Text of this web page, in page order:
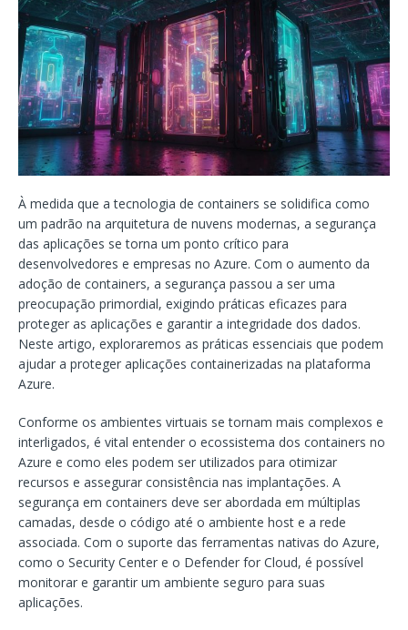
À medida que a tecnologia de containers se solidifica como
um padrão na arquitetura de nuvens modernas, a segurança
das aplicações se torna um ponto crítico para
desenvolvedores e empresas no Azure. Com o aumento da
adoção de containers, a segurança passou a ser uma
preocupação primordial, exigindo práticas eficazes para
proteger as aplicações e garantir a integridade dos dados.
Neste artigo, exploraremos as práticas essenciais que podem
ajudar a proteger aplicações containerizadas na plataforma
Azure.
Conforme os ambientes virtuais se tornam mais complexos e
interligados, é vital entender o ecossistema dos containers no
Azure e como eles podem ser utilizados para otimizar
recursos e assegurar consistência nas implantações. A
segurança em containers deve ser abordada em múltiplas
camadas, desde o código até o ambiente host e a rede
associada. Com o suporte das ferramentas nativas do Azure,
como o Security Center e o Defender for Cloud, é possível
monitorar e garantir um ambiente seguro para suas
aplicações.